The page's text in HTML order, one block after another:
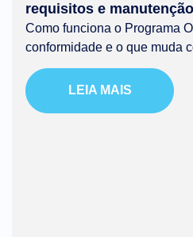
requisitos e
Como funciona o Programa
conformidade e o que muda
LEIA MAIS